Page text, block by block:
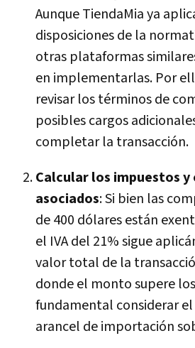
Aunque TiendaMia ya
disposiciones de la
otras plataformas
en implementarlas. Por
revisar los términos de
posibles cargos
completar la transacción.
Calcular los impuestos y
asociados: Si bien las
de 400 dólares están
el IVA del 21% sigue
valor total de la
donde el monto supere
fundamental considerar
arancel de importación